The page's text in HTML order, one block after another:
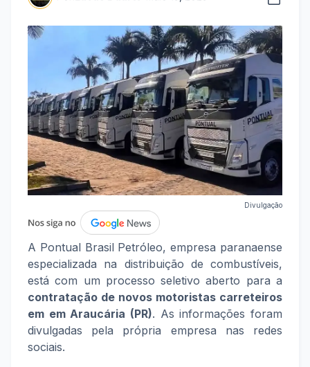
Divulgação
A Pontual Brasil Petróleo, empresa paranaense
especializada na distribuição de combustíveis,
está com um processo seletivo aberto para a
contratação de novos motoristas carreteiros
em em Araucária (PR). As informações foram
divulgadas pela própria empresa nas redes
sociais.